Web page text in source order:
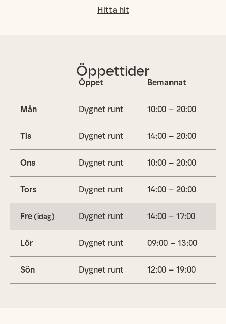
Hitta hit
Öppettider
Öppet Bemannat
Mån Dygnet runt 10:00 – 20:00
Tis Dygnet runt 14:00 – 20:00
Ons Dygnet runt 10:00 – 20:00
Tors Dygnet runt 14:00 – 20:00
Fre(idag) Dygnet runt 14:00 – 17:00
Lör Dygnet runt 09:00 – 13:00
Sön Dygnet runt 12:00 – 19:00